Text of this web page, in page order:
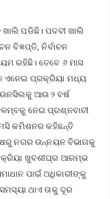
ପଡିଛି। ପଦବୀ ଖାଲି
ବିଜ୍ଞପ୍ତି, ନିର୍ବାଚନ
ରହିଛି। ତେବେ ୬ ମାସ
ଏନେଇ ପ୍ରକ୍ରିୟା ମଧ୍ୟ
ଆଉ ୨ ବର୍ଷ
ନେଇ ପ୍ରଶ୍ନବାଚୀ
କମିଶନର କହିଛନ୍ତି
ନଗର ଉନ୍ନୟନ ବିଭାଗକୁ
ଖୁବଶୀଘ୍ର ଆରମ୍ଭ
ପାଇଁ ଅଧିକାରୀଙ୍କୁ
ଥାଏ ତାକୁ ଦୂର